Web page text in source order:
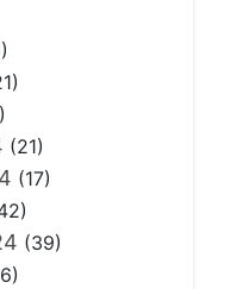
(21)
(17)
(39)